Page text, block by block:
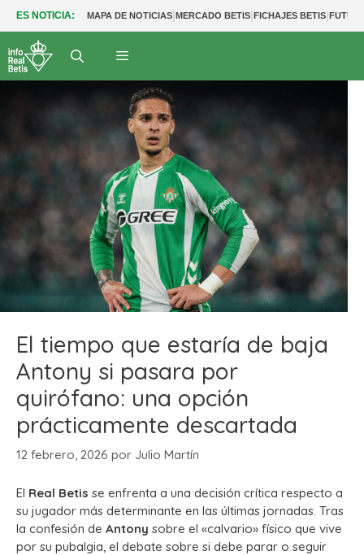
ES NOTICIA: MAPA DE NOTICIAS|MERCADO BETIS|FICHAJES BETIS|
El tiempo que estaría de baja
Antony si pasara por
quirófano: una opción
prácticamente descartada
12 febrero, 2026 por Julio Martín
El Real Betis se enfrenta a una decisión crítica respecto a
su jugador más determinante en las últimas jornadas. Tras
la confesión de Antony sobre el «calvario» físico que vive
por su pubalgia, el debate sobre si debe parar o seguir